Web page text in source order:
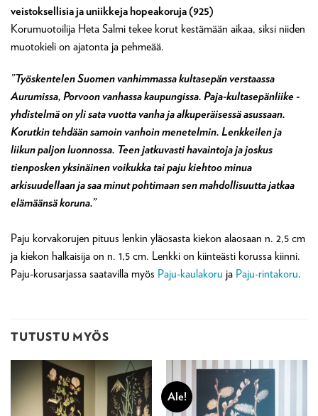
veistoksellisia ja uniikkeja hopeakoruja (925)
Korumuotoilija Heta Salmi tekee korut kestämään aikaa, siksi niiden
muotokieli on ajatonta ja pehmeää.
”Työskentelen Suomen vanhimmassa kultasepän verstaassa
Aurumissa, Porvoon vanhassa kaupungissa. Paja-kultasepänliike -
yhdistelmä on yli sata vuotta vanha ja alkuperäisessä asussaan.
Korutkin tehdään samoin vanhoin menetelmin. Lenkkeilen ja
liikun paljon luonnossa. Teen jatkuvasti havaintoja ja joskus
tienposken yksinäinen voikukka tai paju kiehtoo minua
arkisuudellaan ja saa minut pohtimaan sen mahdollisuutta jatkaa
elämäänsä koruna.”
Paju korvakorujen pituus lenkin yläosasta kiekon alaosaan n. 2,5 cm
ja kiekon halkaisija on n. 1,5 cm. Lenkki on kiinteästi korussa kiinni.
Paju-korusarjassa saatavilla myös Paju-kaulakoru ja Paju-rintakoru.
TUTUSTU MYÖS
Ale!